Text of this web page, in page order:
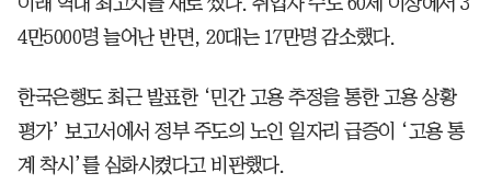
4만5000명 늘어난 반면, 20대는 17만명 감소했다.
한국은행도 최근 발표한 ‘민간 고용 추정을 통한 고용 상황
평가’ 보고서에서 정부 주도의 노인 일자리 급증이 ‘고용 통
계 착시’를 심화시켰다고 비판했다.